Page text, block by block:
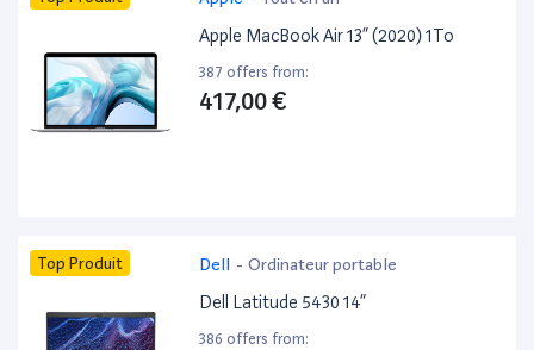
Apple MacBook Air 13” (2020) 1To
387 offers from:
417,00 €
Top Produit Dell - Ordinateur portable
Dell Latitude 5430 14”
386 offers from: